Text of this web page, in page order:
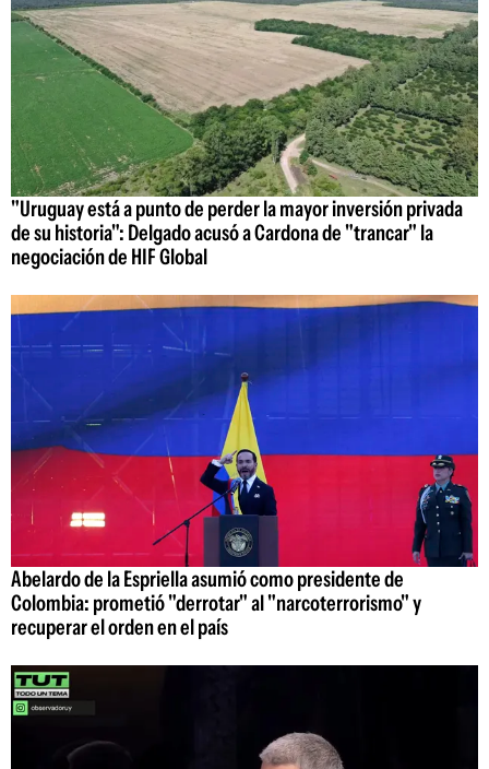
"Uruguay está a punto de perder la mayor inversión privada
de su historia": Delgado acusó a Cardona de "trancar" la
negociación de HIF Global
Abelardo de la Espriella asumió como presidente de
Colombia: prometió "derrotar" al "narcoterrorismo" y
recuperar el orden en el país